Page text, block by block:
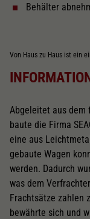
Behälter
Von Haus zu Haus ist ein
Abgeleitet aus dem
baute die Firma
eine aus
gebaute Wagen
werden. Dadurch
was dem
Frachtsätze zahlen
bewährte sich und